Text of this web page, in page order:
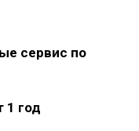
сервис по
1 год